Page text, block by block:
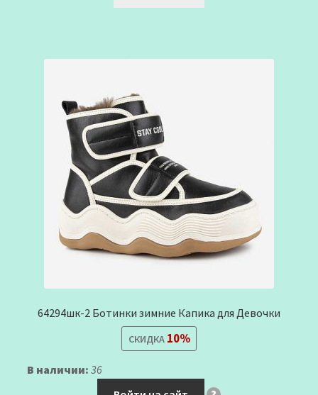
64294шк-2 Ботинки зимние Капика для Девочки
СКИДКА10%
В наличии: 36